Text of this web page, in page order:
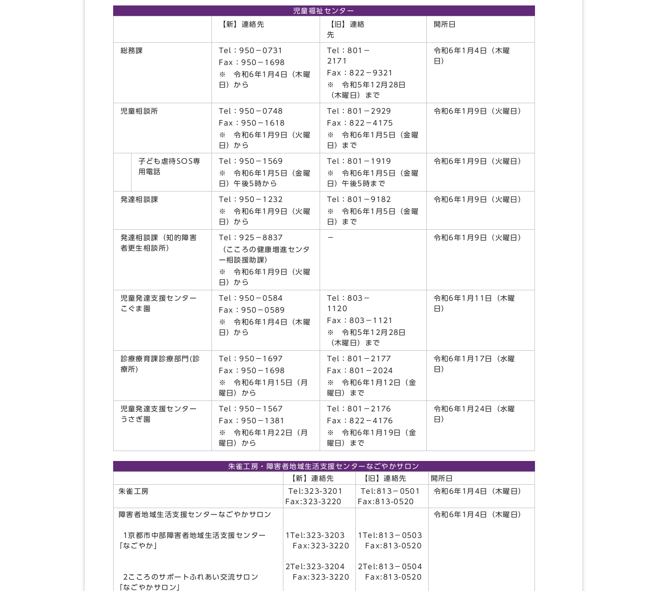
児童福祉センター
【新】連絡先
【旧】連絡
先
開所日
総務課
Tel：950－0731
Fax：950－1698
※ 令和6年1月4日（木曜
日）から
Tel：801－
2171
Fax：822－9321
※ 令和5年12月28日
（木曜日）まで
令和6年1月4日（木曜
日）
児童相談所
Tel：950－0748
Fax：950－1618
※ 令和6年1月9日（火曜
日）から
Tel：801－2929
Fax：822－4175
※ 令和6年1月5日（金曜
日）まで
令和6年1月9日（火曜日）
子ども虐待SOS専
用電話
Tel：950－1569
※ 令和6年1月5日（金曜
日）午後5時から
Tel：801－1919
※ 令和6年1月5日（金曜
日）午後5時まで
令和6年1月9日（火曜日）
発達相談課
Tel：950－1232
※ 令和6年1月9日（火曜
日）から
Tel：801－9182
※ 令和6年1月5日（金曜
日）まで
令和6年1月9日（火曜日）
発達相談課（知的障害
者更生相談所）
Tel：925－8837
（こころの健康増進センタ
ー相談援助課）
※ 令和6年1月9日（火曜
日）から
－ 令和6年1月9日（火曜日）
児童発達支援センター
こぐま園
Tel：950－0584
Fax：950－0589
※ 令和6年1月4日（木曜
日）から
Tel：803－
1120
Fax：803－1121
※ 令和5年12月28日
（木曜日）まで
令和6年1月11日（木曜
日）
診療療育課診療部門(診
療所)
Tel：950－1697
Fax：950－1698
※ 令和6年1月15日（月
曜日）から
Tel：801－2177
Fax：801－2024
※ 令和6年1月12日（金
曜日）まで
令和6年1月17日（水曜
日）
児童発達支援センター
うさぎ園
Tel：950－1567
Fax：950－1381
※ 令和6年1月22日（月
曜日）から
Tel：801－2176
Fax：822－4176
※ 令和6年1月19日（金
曜日）まで
令和6年1月24日（水曜
日）
朱雀工房・障害者地域生活支援センターなごやかサロン
【新】連絡先
【旧】連絡先
開所日
朱雀工房
Tel:323-3201
Fax:323-3220
Tel:813－0501
Fax:813-0520
令和6年1月4日（木曜日）
障害者地域生活支援センターなごやかサロン
1京都市中部障害者地域生活支援センター
「なごやか」
2こころのサポートふれあい交流サロン
「なごやかサロン」
1Tel:323-3203
Fax:323-3220
2Tel:323-3204
Fax:323-3220
1Tel:813－0503
Fax:813-0520
2Tel:813－0504
Fax:813-0520
令和6年1月4日（木曜日）